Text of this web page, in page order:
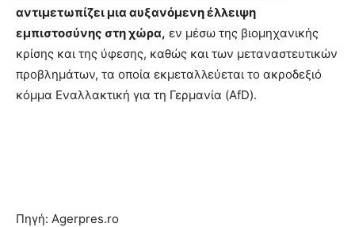
αντιμετωπίζει μια αυξανόμενη έλλειψη
εμπιστοσύνης στη χώρα, εν μέσω της βιομηχανικής
κρίσης και της ύφεσης, καθώς και των μεταναστευτικών
προβλημάτων, τα οποία εκμεταλλεύεται το ακροδεξιό
κόμμα Εναλλακτική για τη Γερμανία (AfD).
Πηγή: Agerpres.ro